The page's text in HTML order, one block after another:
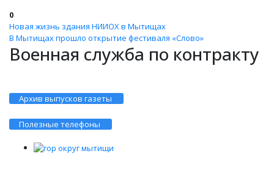
0
Новая жизнь здания НИИОХ в Мытищах
В Мытищах прошло открытие фестиваля «Слово»
Военная служба по контракту
Архив выпусков газеты
Полезные телефоны